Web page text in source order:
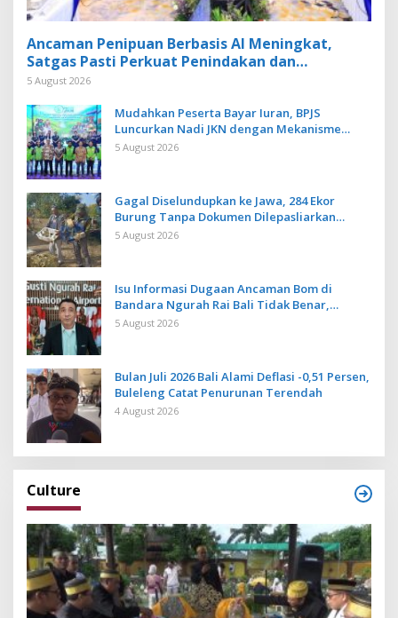
Ancaman Penipuan Berbasis AI Meningkat,
Satgas Pasti Perkuat Penindakan dan
Pengembangan Aplikasi Anti Penipuan
5 August 2026
Mudahkan Peserta Bayar Iuran, BPJS
Luncurkan Nadi JKN dengan Mekanisme
Menabung
5 August 2026
Gagal Diselundupkan ke Jawa, 284 Ekor
Burung Tanpa Dokumen Dilepasliarkan
Cegah Ancaman Penyakit
5 August 2026
Isu Informasi Dugaan Ancaman Bom di
Bandara Ngurah Rai Bali Tidak Benar,
Operasional Penerbangan Lancar
5 August 2026
Bulan Juli 2026 Bali Alami Deflasi -0,51 Persen,
Buleleng Catat Penurunan Terendah
4 August 2026
Culture